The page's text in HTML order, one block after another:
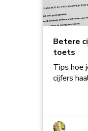
Betere
toets
Tips hoe
cijfers